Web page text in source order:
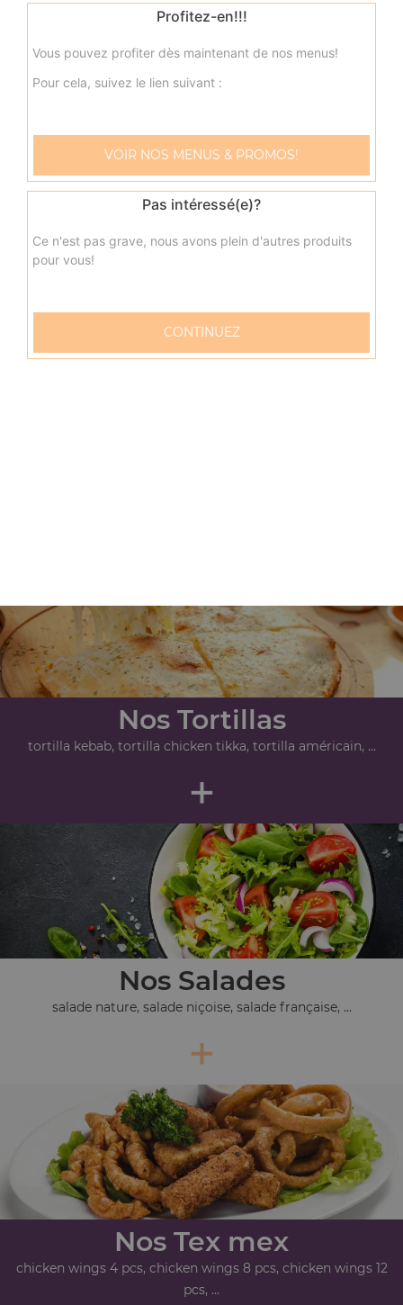
Nos Sandwichs
sandwich américain merguez, sandwich américain bacon,
Nos Tortillas
tortilla kebab, tortilla chicken tikka, tortilla américain, ...
+
Nos Salades
salade nature, salade niçoise, salade française, ...
+
Nos Tex mex
chicken wings 4 pcs, chicken wings 8 pcs, chicken wings 12
pcs, ...
Profitez-en!!!
Vous pouvez profiter dès maintenant de nos menus!
Pour cela, suivez le lien suivant :
VOIR NOS MENUS & PROMOS!
Pas intéressé(e)?
Ce n'est pas grave, nous avons plein d'autres produits
pour vous!
CONTINUEZ